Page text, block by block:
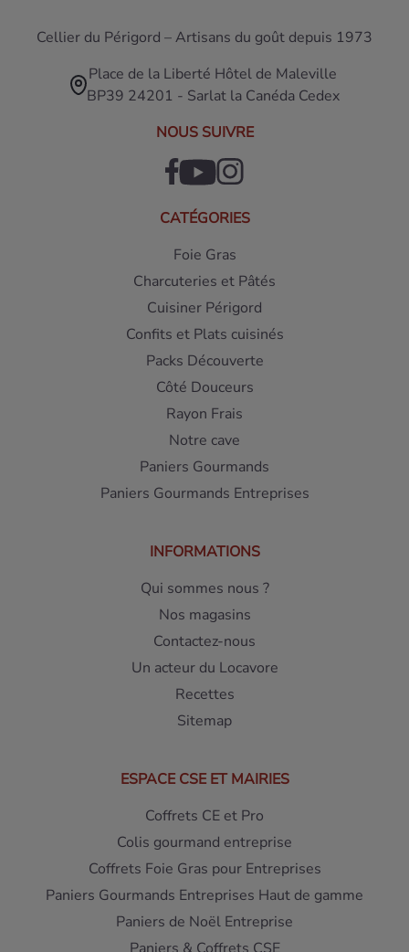
Cellier du Périgord – Artisans du goût depuis 1973
Place de la Liberté Hôtel de Maleville
BP39 24201 - Sarlat la Canéda Cedex
NOUS SUIVRE
CATÉGORIES
Foie Gras
Charcuteries et Pâtés
Cuisiner Périgord
Confits et Plats cuisinés
Packs Découverte
Côté Douceurs
Rayon Frais
Notre cave
Paniers Gourmands
Paniers Gourmands Entreprises
INFORMATIONS
Qui sommes nous ?
Nos magasins
Contactez-nous
Un acteur du Locavore
Recettes
Sitemap
ESPACE CSE ET MAIRIES
Coffrets CE et Pro
Colis gourmand entreprise
Coffrets Foie Gras pour Entreprises
Paniers Gourmands Entreprises Haut de gamme
Paniers de Noël Entreprise